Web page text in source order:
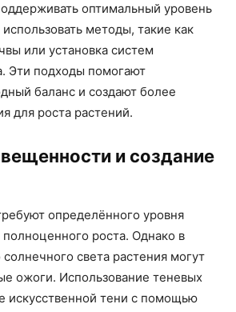
оптимальный уровень
методы, такие как
или установка систем
Эти подходы помогают
баланс и создают более
для роста растений.
и создание
определённого уровня
роста. Однако в
света растения могут
ожоги. Использование теневых
искусственной тени с помощью